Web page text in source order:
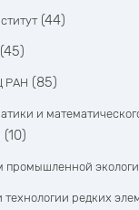
(44)
(45)
РАН (85)
и
(10)
промышленной
редких